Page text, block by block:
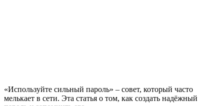
«Используйте сильный пароль» – совет, который часто
мелькает в сети. Эта статья о том, как создать надёжный